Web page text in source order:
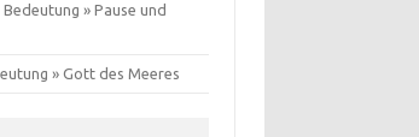
» Pause und
» Gott des Meeres